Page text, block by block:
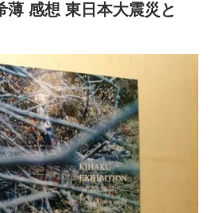
薄 感想 東日本大震災と